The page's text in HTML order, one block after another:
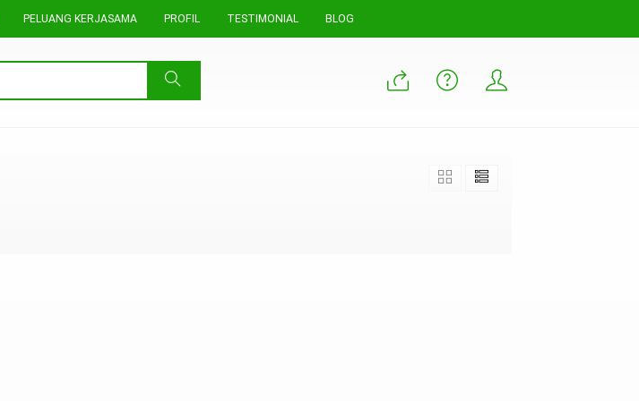
PELUANG KERJASAMA PROFIL TESTIMONIAL BLOG